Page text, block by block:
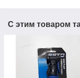
С этим товаром